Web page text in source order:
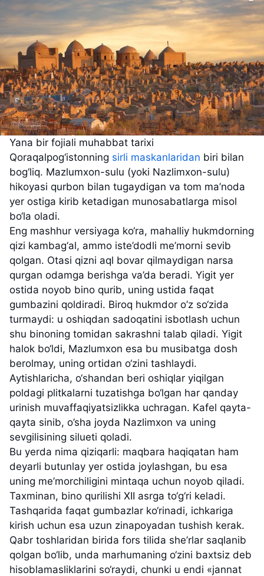
Yana bir fojiali muhabbat tarixi
Qoraqalpog‘istonning sirli maskanlaridan biri bilan
bog‘liq. Mazlumxon-sulu (yoki Nazlimxon-sulu)
hikoyasi qurbon bilan tugaydigan va tom ma’noda
yer ostiga kirib ketadigan munosabatlarga misol
bo‘la oladi.
Eng mashhur versiyaga ko‘ra, mahalliy hukmdorning
qizi kambag‘al, ammo iste’dodli me’morni sevib
qolgan. Otasi qizni aql bovar qilmaydigan narsa
qurgan odamga berishga va’da beradi. Yigit yer
ostida noyob bino qurib, uning ustida faqat
gumbazini qoldiradi. Biroq hukmdor o’z so‘zida
turmaydi: u oshiqdan sadoqatini isbotlash uchun
shu binoning tomidan sakrashni talab qiladi. Yigit
halok bo‘ldi, Mazlumxon esa bu musibatga dosh
berolmay, uning ortidan o‘zini tashlaydi.
Aytishlaricha, o‘shandan beri oshiqlar yiqilgan
poldagi plitkalarni tuzatishga bo‘lgan har qanday
urinish muvaffaqiyatsizlikka uchragan. Kafel qayta-
qayta sinib, o’sha joyda Nazlimxon va uning
sevgilisining silueti qoladi.
Bu yerda nima qiziqarli: maqbara haqiqatan ham
deyarli butunlay yer ostida joylashgan, bu esa
uning me’morchiligini mintaqa uchun noyob qiladi.
Taxminan, bino qurilishi XII asrga to‘g‘ri keladi.
Tashqarida faqat gumbazlar ko‘rinadi, ichkariga
kirish uchun esa uzun zinapoyadan tushish kerak.
Qabr toshlaridan birida fors tilida she’rlar saqlanib
qolgan bo‘lib, unda marhumaning o‘zini baxtsiz deb
hisoblamasliklarini so‘raydi, chunki u endi «jannat